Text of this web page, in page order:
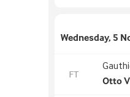
Wednesday, 5
FT
Otto